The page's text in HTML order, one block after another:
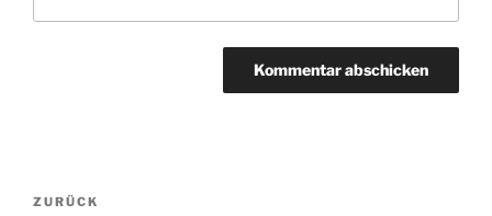
Beitragsnavigation
Vorheriger
ZURÜCK